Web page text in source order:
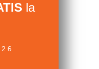
la